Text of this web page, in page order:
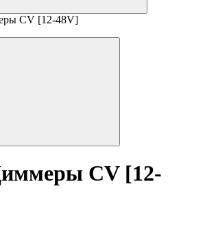
CV [12-48V]
CV [12-